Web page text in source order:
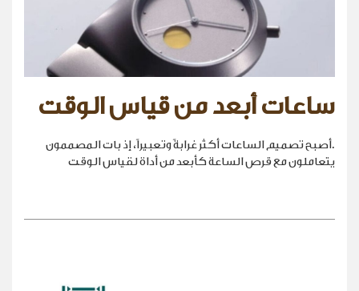
ساعات أبعد من قياس الوقت
.أصبح تصميم الساعات أكثر غرابةً وتعبيراً، إذ بات المصممون
يتعاملون مع قرص الساعة كأبعد من أداة لقياس الوقت